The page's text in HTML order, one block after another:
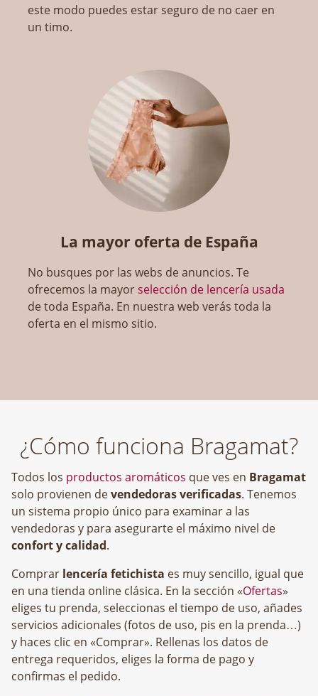
este modo puedes estar seguro de no caer en
un timo.
La mayor oferta de España
No busques por las webs de anuncios. Te
ofrecemos la mayorselección de lencería usada
de toda España. En nuestra web verás toda la
oferta en el mismo sitio.
¿Cómo funciona Bragamat?
Todos los productos aromáticos que ves en Bragamat
solo provienen devendedoras verificadas. Tenemos
un sistema propio único para examinar a las
vendedoras y para asegurarte el máximo nivel de
confort y calidad.
Comprar lencería fetichista es muy sencillo, igual que
en una tienda online clásica. En la sección «Ofertas»
eliges tu prenda, seleccionas el tiempo de uso, añades
servicios adicionales (fotos de uso, pis en la prenda…)
y haces clic en «Comprar». Rellenas los datos de
entrega requeridos, eliges la forma de pago y
confirmas el pedido.